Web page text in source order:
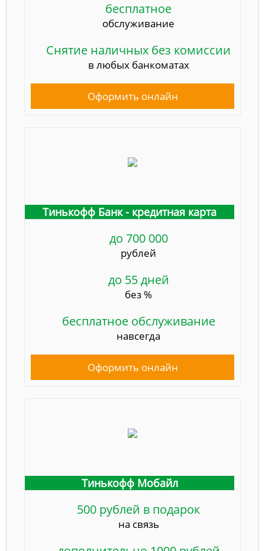
бесплатное
обслуживание
Снятие наличных без комиссии
в любых банкоматах
Оформить онлайн
Тинькофф Банк - кредитная карта
до 700 000
рублей
до 55 дней
без %
бесплатное обслуживание
навсегда
Оформить онлайн
Тинькофф Мобайл
500 рублей в подарок
на связь